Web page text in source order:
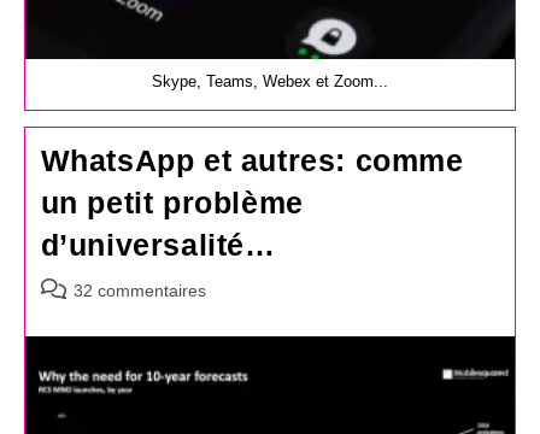
Skype, Teams, Webex et Zoom...
WhatsApp et autres: comme
un petit problème
d’universalité…
Commentaires
la
32 commentaires